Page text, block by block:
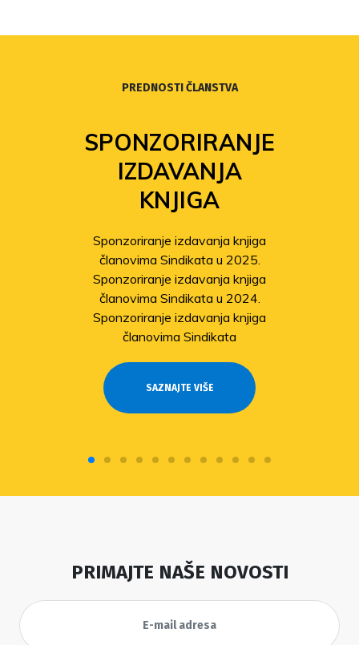
PREDNOSTI ČLANSTVA
SPONZORIRANJE
IZDAVANJA
KNJIGA
Sponzoriranje izdavanja knjiga
članovima Sindikata u 2025.
Sponzoriranje izdavanja knjiga
članovima Sindikata u 2024.
Sponzoriranje izdavanja knjiga
članovima Sindikata
SAZNAJTE VIŠE
PRIMAJTE NAŠE NOVOSTI